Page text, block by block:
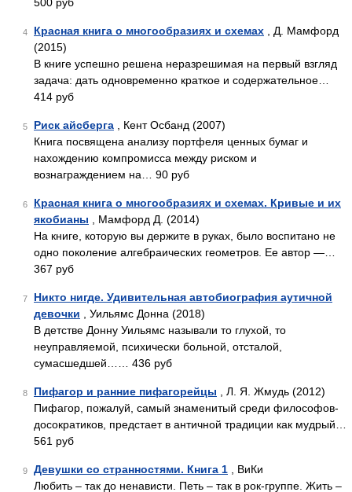
4 Красная книга о многообразиях и схемах , Д. Мамфорд
(2015)
В книге успешно решена неразрешимая на первый взгляд
задача: дать одновременно краткое и содержательное…
414 руб
5 Риск айсберга , Кент Осбанд (2007)
Книга посвящена анализу портфеля ценных бумаг и
нахождению компромисса между риском и
вознаграждением на… 90 руб
6
Красная книга о многообразиях и схемах. Кривые и их
якобианы , Мамфорд Д. (2014)
На книге, которую вы держите в руках, было воспитано не
одно поколение алгебраических геометров. Ее автор —…
367 руб
7
Никто нигде. Удивительная автобиография аутичной
девочки , Уильямс Донна (2018)
В детстве Донну Уильямс называли то глухой, то
неуправляемой, психически больной, отсталой,
сумасшедшей…… 436 руб
8 Пифагор и ранние пифагорейцы , Л. Я. Жмудь (2012)
Пифагор, пожалуй, самый знаменитый среди философов-
досократиков, предстает в античной традиции как мудрый…
561 руб
9 Девушки со странностями. Книга 1 , ВиКи
Любить – так до ненависти. Петь – так в рок-группе. Жить –